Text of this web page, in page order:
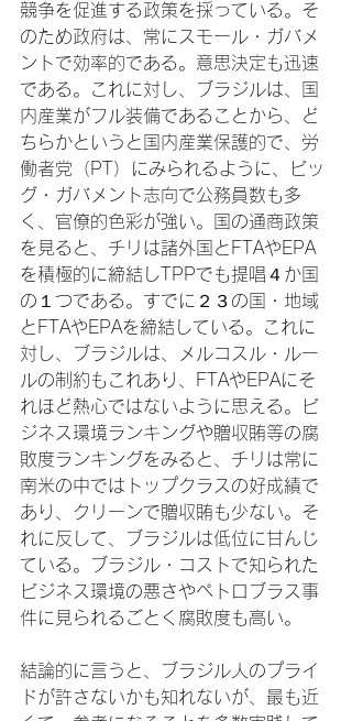
競争を促進する政策を採っている。そ
のため政府は、常にスモール・ガバメ
ントで効率的である。意思決定も迅速
である。これに対し、ブラジルは、国
内産業がフル装備であることから、ど
ちらかというと国内産業保護的で、労
働者党（PT）にみられるように、ビッ
グ・ガバメント志向で公務員数も多
く、官僚的色彩が強い。国の通商政策
を見ると、チリは諸外国とFTAやEPA
を積極的に締結しTPPでも提唱４か国
の１つである。すでに２３の国・地域
とFTAやEPAを締結している。これに
対し、ブラジルは、メルコスル・ルー
ルの制約もこれあり、FTAやEPAにそ
れほど熱心ではないように思える。ビ
ジネス環境ランキングや贈収賄等の腐
敗度ランキングをみると、チリは常に
南米の中ではトップクラスの好成績で
あり、クリーンで贈収賄も少ない。そ
れに反して、ブラジルは低位に甘んじ
ている。ブラジル・コストで知られた
ビジネス環境の悪さやペトロブラス事
件に見られるごとく腐敗度も高い。
結論的に言うと、ブラジル人のプライ
ドが許さないかも知れないが、最も近